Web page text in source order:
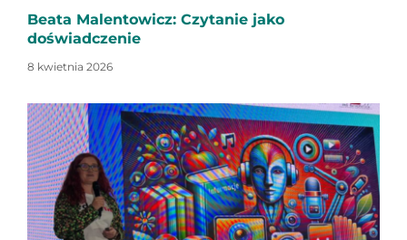
Beata Malentowicz: Czytanie jako
doświadczenie
8 kwietnia 2026